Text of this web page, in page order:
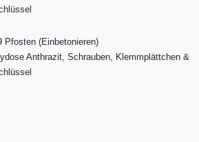
Pfosten (Einbetonieren)
Anthrazit, Schrauben, Klemmplättchen &